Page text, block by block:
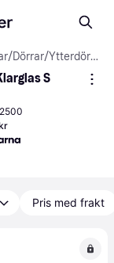
/Dörrar/ Ytterdörrar
S
Pris med frakt